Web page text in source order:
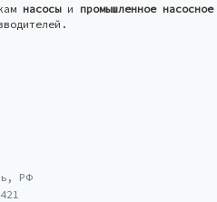
насосыи промышленное насосное
РФ